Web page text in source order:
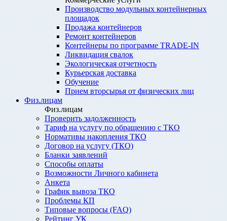
Производство модульных контейнерных
площадок
Продажа контейнеров
Ремонт контейнеров
Контейнеры по программе TRADE-IN
Ликвидация свалок
Экологическая отчетность
Курьерская доставка
Обучение
Прием вторсырья от физических лиц
Физ.лицам
Физ.лицам
Проверить задолженность
Тариф на услугу по обращению с ТКО
Нормативы накопления ТКО
Договор на услугу (ТКО)
Бланки заявлений
Способы оплаты
Возможности Личного кабинета
Анкета
График вывоза ТКО
Проблемы КП
Типовые вопросы (FAQ)
Рейтинг УК